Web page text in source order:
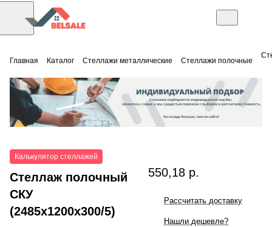
Главная Каталог Стеллажи металлические Стеллажи полочные
Калькулятор стеллажей
Стеллаж полочный
СКУ
(2485x1200x300/5)
550,18 р.
Рассчитать доставку
Нашли дешевле?